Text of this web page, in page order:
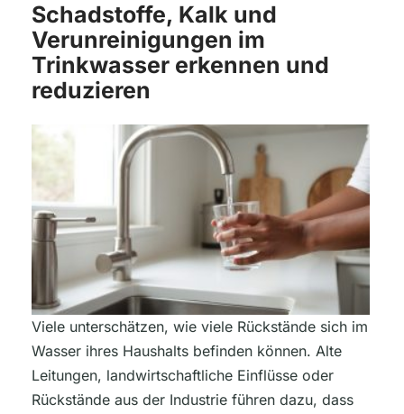
Schadstoffe, Kalk und
Verunreinigungen im
Trinkwasser erkennen und
reduzieren
Viele unterschätzen, wie viele Rückstände sich im
Wasser ihres Haushalts befinden können. Alte
Leitungen, landwirtschaftliche Einflüsse oder
Rückstände aus der Industrie führen dazu, dass